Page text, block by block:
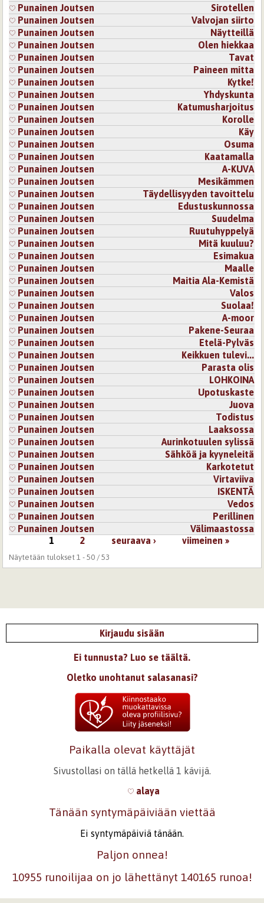
Punainen Joutsen
Sirotellen
Punainen Joutsen
Valvojan siirto
Punainen Joutsen
Näytteillä
Punainen Joutsen
Olen hiekkaa
Punainen Joutsen
Tavat
Punainen Joutsen
Paineen mitta
Punainen Joutsen
Kytke!
Punainen Joutsen
Yhdyskunta
Punainen Joutsen
Katumusharjoitus
Punainen Joutsen
Korolle
Punainen Joutsen
Käy
Punainen Joutsen
Osuma
Punainen Joutsen
Kaatamalla
Punainen Joutsen
A-KUVA
Punainen Joutsen
Mesikämmen
Punainen Joutsen
Täydellisyyden tavoittelu
Punainen Joutsen
Edustuskunnossa
Punainen Joutsen
Suudelma
Punainen Joutsen
Ruutuhyppelyä
Punainen Joutsen
Mitä kuuluu?
Punainen Joutsen
Esimakua
Punainen Joutsen
Maalle
Punainen Joutsen
Maitia Ala-Kemistä
Punainen Joutsen
Valos
Punainen Joutsen
Suolaa!
Punainen Joutsen
A-moor
Punainen Joutsen
Pakene-Seuraa
Punainen Joutsen
Etelä-Pylväs
Punainen Joutsen
Keikkuen tulevi...
Punainen Joutsen
Parasta olis
Punainen Joutsen
LOHKOINA
Punainen Joutsen
Upotuskaste
Punainen Joutsen
Juova
Punainen Joutsen
Todistus
Punainen Joutsen
Laaksossa
Punainen Joutsen
Aurinkotuulen sylissä
Punainen Joutsen
Sähköä ja kyyneleitä
Punainen Joutsen
Karkotetut
Punainen Joutsen
Virtaviiva
Punainen Joutsen
ISKENTÄ
Punainen Joutsen
Vedos
Punainen Joutsen
Perillinen
Punainen Joutsen
Välimaastossa
1 2 seuraava › viimeinen »
Näytetään tulokset 1 - 50 / 53
Kirjaudu sisään
Ei tunnusta? Luo se täältä.
Oletko unohtanut salasanasi?
Paikalla olevat käyttäjät
Sivustollasi on tällä hetkellä 1 kävijä.
alaya
Tänään syntymäpäiviään viettää
Ei syntymäpäiviä tänään.
Paljon onnea!
10955 runoilijaa on jo lähettänyt 140165 runoa!